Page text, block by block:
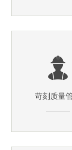
苛刻质量